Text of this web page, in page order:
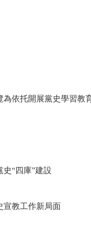
依托開展黨史學習教
“四庫”建設
宣教工作新局面